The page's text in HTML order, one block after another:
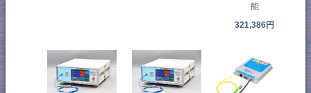
能
321,386円